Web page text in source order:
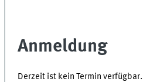
Anmeldung
Derzeit ist kein Termin verfügbar.